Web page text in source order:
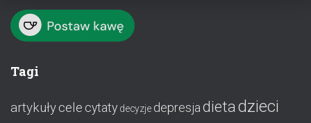
Tagi
artykułycele cytaty decyzje depresja dietadzieci